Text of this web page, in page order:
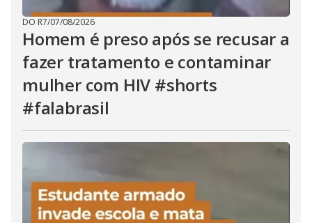
DO R7/07/08/2026
Homem é preso após se recusar a
fazer tratamento e contaminar
mulher com HIV #shorts
#falabrasil